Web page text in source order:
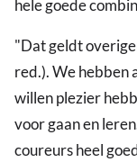
hele goede
"Dat geldt
red.). We hebben
willen plezier
voor gaan en
coureurs heel